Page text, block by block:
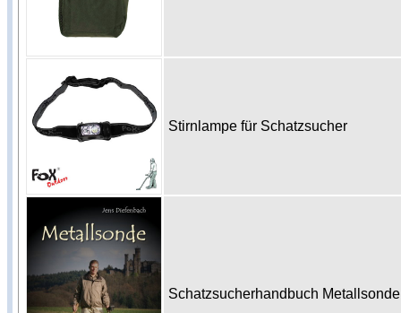
Stirnlampe für Schatzsucher
Schatzsucherhandbuch